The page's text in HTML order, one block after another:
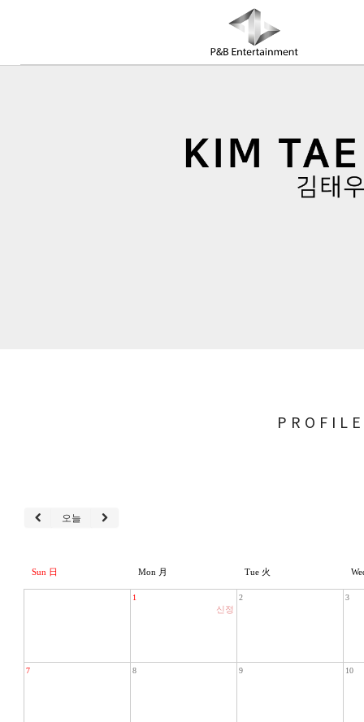
COMPANY
PROFILE
오늘
Sun 日 Mon 月 Tue 火
1
신정
2 3
7 8 9 10